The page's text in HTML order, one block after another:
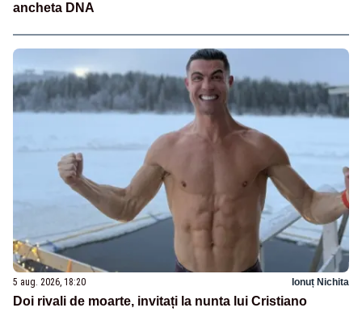
ancheta DNA
5 aug. 2026, 18:20 Ionuț Nichita
Doi rivali de moarte, invitați la nunta lui Cristiano